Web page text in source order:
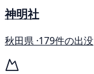
神明社
秋田県 ·179件の出没